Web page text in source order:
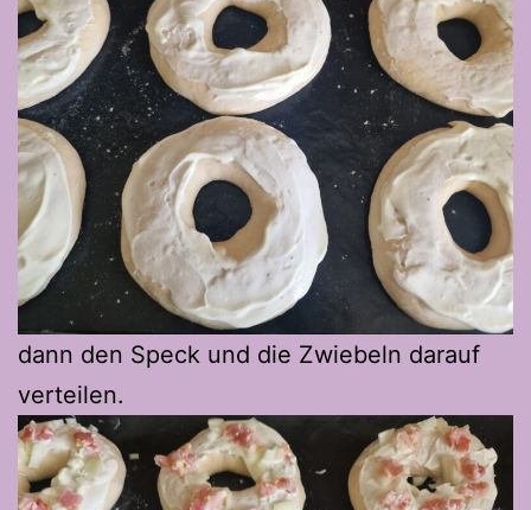
dann den Speck und die Zwiebeln darauf
verteilen.